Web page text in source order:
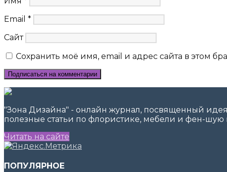
Email *
Сайт
Сохранить моё имя, email и адрес сайта в этом
"Зона Дизайна" - онлайн журнал, посвященный
полезные статьи по флористике, мебели и фен-шую
Читать на сайте
ПОПУЛЯРНОЕ